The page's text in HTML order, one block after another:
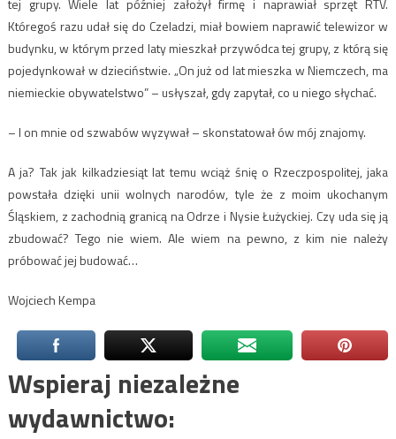
tej grupy. Wiele lat później założył firmę i naprawiał sprzęt RTV.
Któregoś razu udał się do Czeladzi, miał bowiem naprawić telewizor w
budynku, w którym przed laty mieszkał przywódca tej grupy, z którą się
pojedynkował w dzieciństwie. „On już od lat mieszka w Niemczech, ma
niemieckie obywatelstwo” – usłyszał, gdy zapytał, co u niego słychać.
– I on mnie od szwabów wyzywał – skonstatował ów mój znajomy.
A ja? Tak jak kilkadziesiąt lat temu wciąż śnię o Rzeczpospolitej, jaka
powstała dzięki unii wolnych narodów, tyle że z moim ukochanym
Śląskiem, z zachodnią granicą na Odrze i Nysie Łużyckiej. Czy uda się ją
zbudować? Tego nie wiem. Ale wiem na pewno, z kim nie należy
próbować jej budować…
Wojciech Kempa
Wspieraj niezależne
wydawnictwo: